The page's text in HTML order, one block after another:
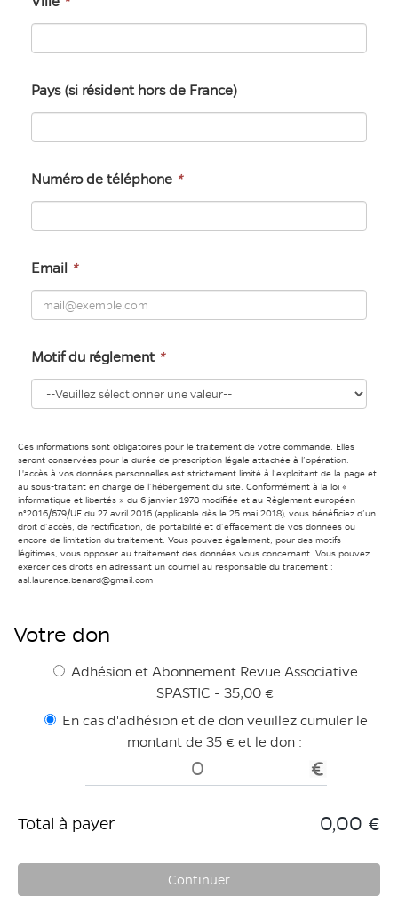
Pays (si résident hors de France)
Numéro de téléphone *
Email *
Motif du réglement *
Ces informations sont obligatoires pour le traitement de votre commande. Elles
seront conservées pour la durée de prescription légale attachée à l’opération.
L'accès à vos données personnelles est strictement limité à l’exploitant de la page et
au sous-traitant en charge de l’hébergement du site. Conformément à la loi «
informatique et libertés » du 6 janvier 1978 modifiée et au Règlement européen
n°2016/679/UE du 27 avril 2016 (applicable dès le 25 mai 2018), vous bénéficiez d’un
droit d’accès, de rectification, de portabilité et d’effacement de vos données ou
encore de limitation du traitement. Vous pouvez également, pour des motifs
légitimes, vous opposer au traitement des données vous concernant. Vous pouvez
exercer ces droits en adressant un courriel au responsable du traitement :
asl.laurence.benard@gmail.com
Votre don
Adhésion et Abonnement Revue Associative
SPASTIC - 35,00 €
En cas d'adhésion et de don veuillez cumuler le
montant de 35 € et le don :
Total à payer 0,00 €
Continuer